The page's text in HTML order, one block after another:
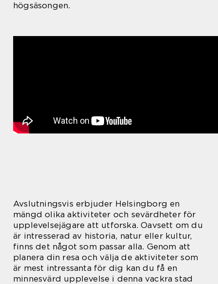
högsäsongen.
Avslutningsvis erbjuder Helsingborg en
mängd olika aktiviteter och sevärdheter för
upplevelsejägare att utforska. Oavsett om du
är intresserad av historia, natur eller kultur,
finns det något som passar alla. Genom att
planera din resa och välja de aktiviteter som
är mest intressanta för dig kan du få en
minnesvärd upplevelse i denna vackra stad